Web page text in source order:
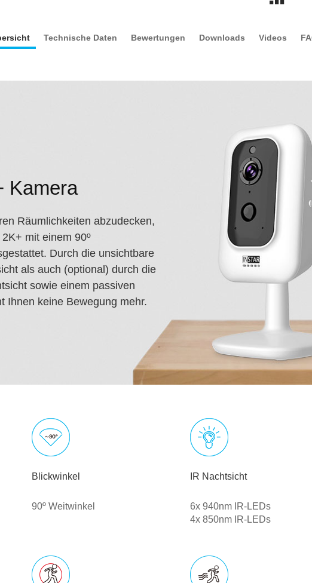
Kamera
Räumlichkeiten abzudecken,
mit einem 90º
Durch die unsichtbare
als auch (optional) durch die
sowie einem passiven
Ihnen keine Bewegung mehr.
Blickwinkel
90º Weitwinkel
IR Nachtsicht
6x 940nm IR-LEDs
4x 850nm IR-LEDs
Technische Daten Bewertungen Downloads Videos